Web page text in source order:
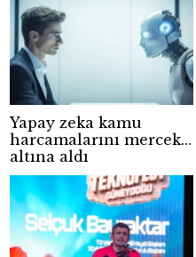
Yapay zeka kamu
harcamalarını mercek
altına aldı